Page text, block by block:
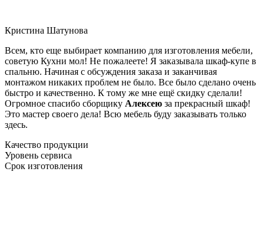
Кристина Шатунова
Всем, кто еще выбирает компанию для изготовления мебели,
советую Кухни мол! Не пожалеете! Я заказывала шкаф-купе в
спальню. Начиная с обсуждения заказа и заканчивая
монтажом никаких проблем не было. Все было сделано очень
быстро и качественно. К тому же мне ещё скидку сделали!
Огромное спасибо сборщику Алексею за прекрасный шкаф!
Это мастер своего дела! Всю мебель буду заказывать только
здесь.
Качество продукции
Уровень сервиса
Срок изготовления